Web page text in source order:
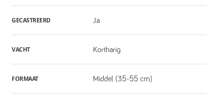
GECASTREERD Ja
VACHT Kortharig
FORMAAT Middel (35-55 cm)